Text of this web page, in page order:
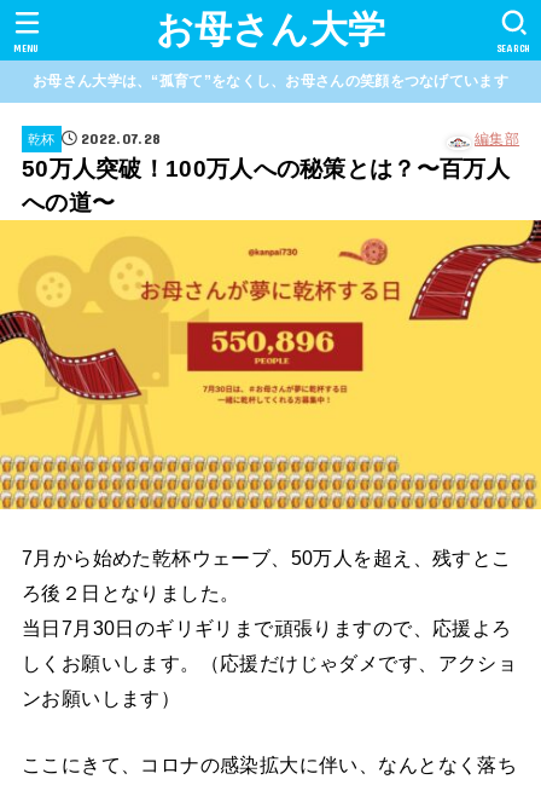
お母さん大学 SEARCH
MENU
お母さん大学は、“孤育て”をなくし、お母さんの笑顔をつなげています
乾杯 2022.07.28 編集部
50万人突破！100万人への秘策とは？〜百万人
への道〜
7月から始めた乾杯ウェーブ、50万人を超え、残すとこ
ろ後２日となりました。
当日7月30日のギリギリまで頑張りますので、応援よろ
しくお願いします。（応援だけじゃダメです、アクショ
ンお願いします）
ここにきて、コロナの感染拡大に伴い、なんとなく落ち